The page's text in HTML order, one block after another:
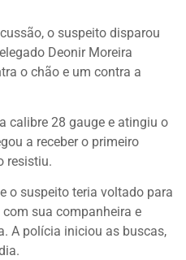
o suspeito disparou
Deonir Moreira
o chão e um contra a
calibre 28 gauge e atingiu o
a receber o primeiro
resistiu.
o suspeito teria voltado para
sua companheira e
A polícia iniciou as buscas,